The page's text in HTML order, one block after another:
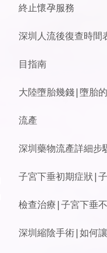
終止懷孕服務
深圳人流後復查時間
目指南
大陸墮胎幾錢|墮胎
流產
深圳藥物流產詳細
子宮下垂初期症狀|
檢查治療|子宮下垂
深圳縮陰手術|如何